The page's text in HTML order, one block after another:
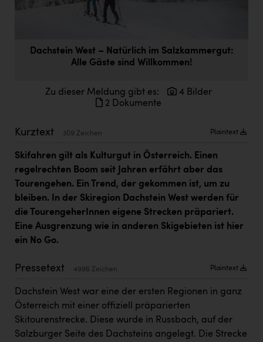
Doppler Gruppe
everfield
Fristads Austria
INTERSPAR
INTERSPORT Austria
Jesolo
Kärcher
Karin Liedl
KEBA
KIWI Kinderwunsch Institut Dr. Loimer
Dachstein West – Natürlich im Salzkammergut:
Alle Gäste sind Willkommen!
Zu dieser Meldung gibt es:
4 Bilder
2 Dokumente
Kurztext 309 Zeichen Plaintext
Skifahren gilt als Kulturgut in Österreich. Einen
regelrechten Boom seit Jahren erfährt aber das
Tourengehen. Ein Trend, der gekommen ist, um zu
bleiben. In der Skiregion Dachstein West werden für
die TourengeherInnen eigene Strecken präpariert.
Eine Ausgrenzung wie in anderen Skigebieten ist hier
ein No Go.
Pressetext 4996 Zeichen Plaintext
Dachstein West war eine der ersten Regionen in ganz
Österreich mit einer offiziell präparierten
Skitourenstrecke. Diese wurde in Russbach, auf der
Salzburger Seite des Dachsteins angelegt. Die Strecke